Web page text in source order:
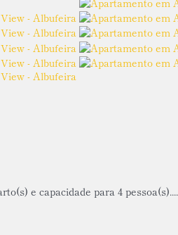
e capacidade para 4 pessoa(s)....